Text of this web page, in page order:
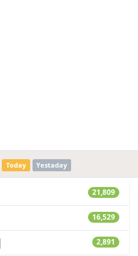
Today Yestaday
21,809
16,529
2,891